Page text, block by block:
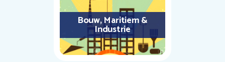
Bouw, Maritiem &
Industrie